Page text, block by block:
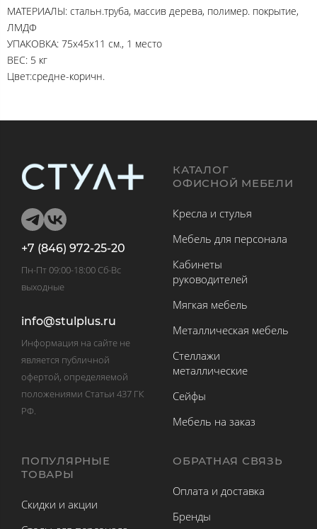
МАТЕРИАЛЫ: стальн.труба, массив дерева, полимер. покрытие,
ЛМДФ
УПАКОВКА: 75х45х11 см., 1 место
ВЕС: 5 кг
Цвет:средне-коричн.
+7 (846) 972-25-20
Пн-Пт 09:00-18:00 Сб-Вс
выходные
info@stulplus.ru
Информация на сайте не
является публичной
офертой, определяемой
положениями Статьи 437 ГК
РФ.
КАТАЛОГ
ОФИСНОЙ МЕБЕЛИ
Кресла и стулья
Мебель для персонала
Кабинеты
руководителей
Мягкая мебель
Металлическая мебель
Стеллажи
металлические
Сейфы
Мебель на заказ
ПОПУЛЯРНЫЕ
ТОВАРЫ
Скидки и акции
ОБРАТНАЯ СВЯЗЬ
Оплата и доставка
Бренды